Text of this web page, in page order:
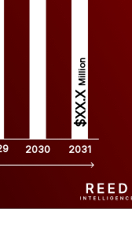
2030 2031
$XX.X
Million